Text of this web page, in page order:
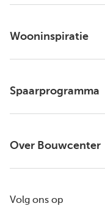
Wooninspiratie
Spaarprogramma
Over Bouwcenter
Volg ons op